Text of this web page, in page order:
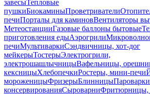
завесыТепловые
пушкиБиокаминыПроветриватели
печиПорталы для каминовВентиляторы
МетеостанцииГазовые баллоны бытовые
приготовления едыАэрогрили
печиМультиваркиСэндвичницы, хот-дог
мейкерыТостерыЭлектрогрили,
электрошашлычницыВафельницы,
кексницыХлебопечкиРостеры, мини-печи
мороженицыФризерыБлинницыПароварки
консервированияСыроварниФритюрницы,